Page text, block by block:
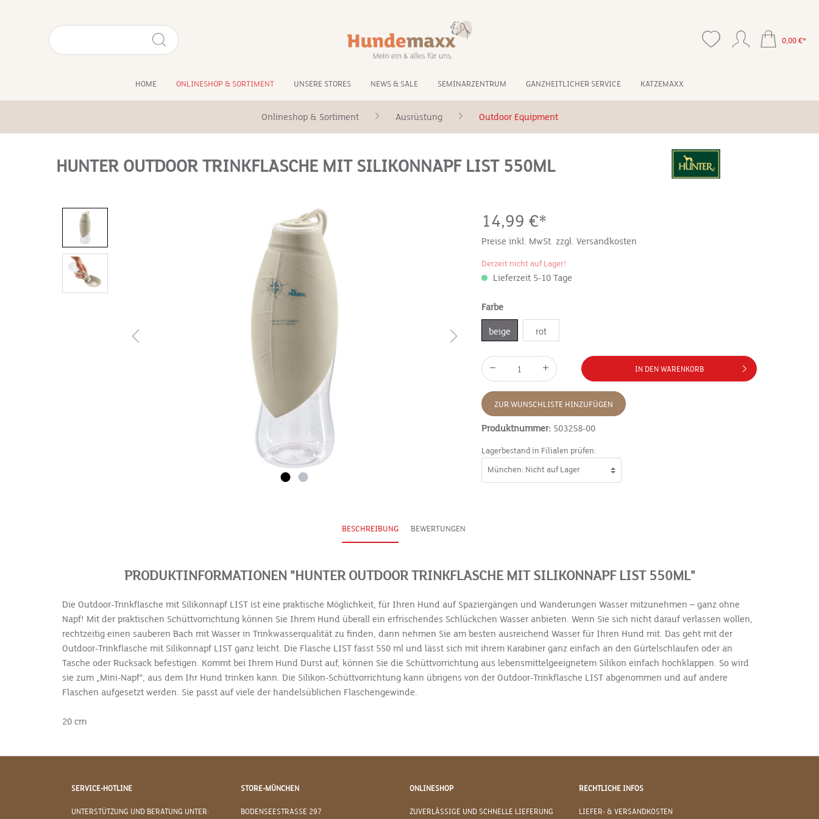
0,00 €*
HOME ONLINESHOP & SORTIMENT UNSERE STORES NEWS & SALE SEMINARZENTRUM GANZHEITLICHER SERVICE KATZEMAXX
Onlineshop & Sortiment Ausrüstung Outdoor Equipment
HUNTER OUTDOOR TRINKFLASCHE MIT SILIKONNAPF LIST 550ML
14,99 €*
Preise inkl. MwSt. zzgl. Versandkosten
Derzeit nicht auf Lager!
Lieferzeit 5-10 Tage
Farbe
beige rot
IN DEN WARENKORB
ZUR WUNSCHLISTE HINZUFÜGEN
Produktnummer: 503258-00
Lagerbestand in Filialen prüfen:
BESCHREIBUNG BEWERTUNGEN
PRODUKTINFORMATIONEN "HUNTER OUTDOOR TRINKFLASCHE MIT SILIKONNAPF LIST 550ML"
Die Outdoor-Trinkflasche mit Silikonnapf LIST ist eine praktische Möglichkeit, für Ihren Hund auf Spaziergängen und Wanderungen Wasser mitzunehmen – ganz ohne
Napf! Mit der praktischen Schüttvorrichtung können Sie Ihrem Hund überall ein erfrischendes Schlückchen Wasser anbieten. Wenn Sie sich nicht darauf verlassen wollen,
rechtzeitig einen sauberen Bach mit Wasser in Trinkwasserqualität zu finden, dann nehmen Sie am besten ausreichend Wasser für Ihren Hund mit. Das geht mit der
Outdoor-Trinkflasche mit Silikonnapf LIST ganz leicht. Die Flasche LIST fasst 550 ml und lässt sich mit ihrem Karabiner ganz einfach an den Gürtelschlaufen oder an
Tasche oder Rucksack befestigen. Kommt bei Ihrem Hund Durst auf, können Sie die Schüttvorrichtung aus lebensmittelgeeignetem Silikon einfach hochklappen. So wird
sie zum „Mini-Napf“, aus dem Ihr Hund trinken kann. Die Silikon-Schüttvorrichtung kann übrigens von der Outdoor-Trinkflasche LIST abgenommen und auf andere
Flaschen aufgesetzt werden. Sie passt auf viele der handelsüblichen Flaschengewinde.
20 cm
SERVICE-HOTLINE
UNTERSTÜTZUNG UND BERATUNG UNTER:
STORE-MÜNCHEN
BODENSEESTRASSE 297
ONLINESHOP
ZUVERLÄSSIGE UND SCHNELLE LIEFERUNG
RECHTLICHE INFOS
LIEFER- & VERSANDKOSTEN